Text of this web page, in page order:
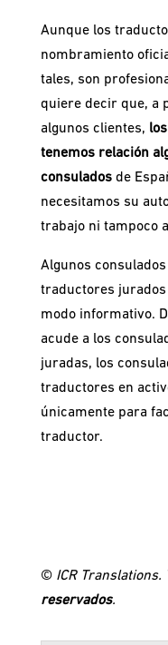
Aunque los
nombramiento
tales, son
quiere decir que, a
algunos clientes,
tenemos relación
consuladosde
necesitamos su
trabajo ni tampoco
Algunos
traductores jurados
modo informativo.
acude a los
juradas, los
traductores en
únicamente para
traductor.
© ICR Translations.
reservados.